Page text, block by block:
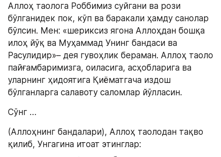
Аллоҳ таолога Роббимиз суйгани ва рози
бўлганидек пок, кўп ва баракали ҳамду санолар
бўлсин. Мен: «шериксиз ягона Аллоҳдан бошқа
илоҳ йўқ ва Муҳаммад Унинг бандаси ва
Расулидир»– дея гувоҳлик бераман. Аллоҳ таоло
пайғамбаримизга, оиласига, асҳобларига ва
уларнинг ҳидоятига Қиёматгача издош
бўлганларга салавоту саломлар йўлласин.
Сўнг …
(Аллоҳнинг бандалари), Аллоҳ таолодан тақво
қилиб, Унгагина итоат этинглар: